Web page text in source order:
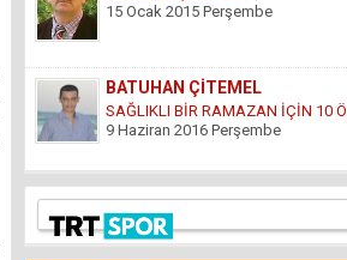
BATUHAN ÇİTEMEL
GÜNDOĞDU YILDIRIM
9 Haziran 2016 Perşembe
Hüseyin DÜŞ